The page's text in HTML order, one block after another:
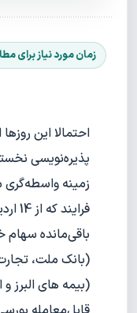
احتمالا این
پذیره‌نویسی
زمینه واسطه‌گری
باقی‌مانده
(بانک ملت،
(بیمه ‏های البرز